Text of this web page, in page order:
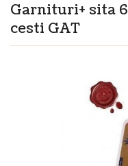
Garnituri+ sita 6
cesti GAT